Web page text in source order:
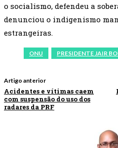
o socialismo, defendeu a
denunciou o indigenismo
estrangeiras.
ONU PRESIDENTE JAIR
Artigo anterior
Acidentes e vítimas caem
com suspensão do uso dos
radares da PRF